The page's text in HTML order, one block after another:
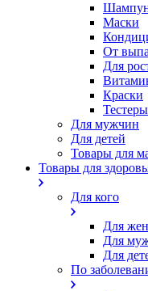
Маски
От
Для
Краски
Для мужчин
Для детей
Товары для
Товары для
Для кого
Для
Для
Для
По